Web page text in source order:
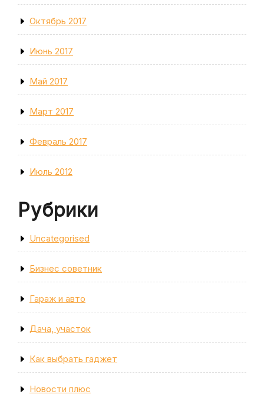
Октябрь 2017
Июнь 2017
Май 2017
Март 2017
Февраль 2017
Июль 2012
Рубрики
Uncategorised
Бизнес советник
Гараж и авто
Дача, участок
Как выбрать гаджет
Новости плюс